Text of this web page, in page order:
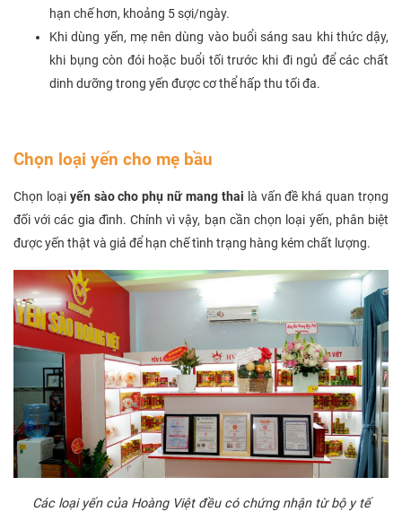
hạn chế hơn, khoảng 5 sợi/ngày.
Khi dùng yến, mẹ nên dùng vào buổi sáng sau khi thức dậy,
khi bụng còn đói hoặc buổi tối trước khi đi ngủ để các chất
dinh dưỡng trong yến được cơ thể hấp thu tối đa.
Chọn loại yến cho mẹ bầu
Chọn loại yến sào cho phụ nữ mang thai là vấn đề khá quan trọng
đối với các gia đình. Chính vì vậy, bạn cần chọn loại yến, phân biệt
được yến thật và giả để hạn chế tình trạng hàng kém chất lượng.
Các loại yến của Hoàng Việt đều có chứng nhận từ bộ y tế